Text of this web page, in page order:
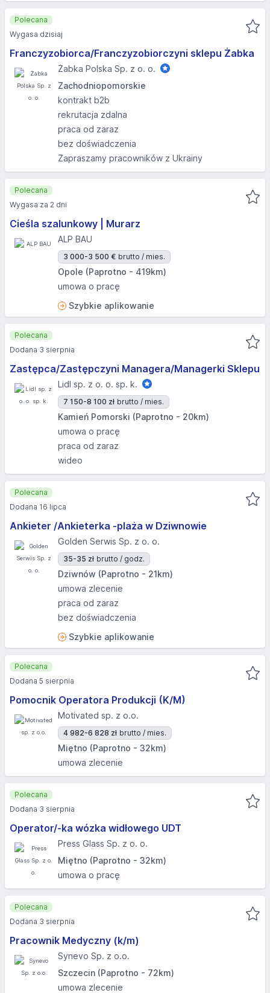
Franczyzobiorca/Franczyzobiorczyni sklepu Żabka
Żabka Polska Sp. z o. o.
Zachodniopomorskie
kontrakt b2b
rekrutacja zdalna
praca od zaraz
bez doświadczenia
Zapraszamy pracowników z Ukrainy
Polecana
Wygasa dzisiaj
Cieśla szalunkowy | Murarz
ALP BAU
3 000-3 500 € brutto / mies.
Opole (Paprotno - 419km)
umowa o pracę
Szybkie aplikowanie
Polecana
Wygasa za 2 dni
Zastępca/Zastępczyni Managera/Managerki Sklepu
Lidl sp. z o. o. sp. k.
7 150-8 100 zł brutto / mies.
Kamień Pomorski (Paprotno - 20km)
umowa o pracę
praca od zaraz
wideo
Polecana
Dodana 3 sierpnia
Ankieter /Ankieterka -plaża w Dziwnowie
Golden Serwis Sp. z o. o.
35-35 zł brutto / godz.
Dziwnów (Paprotno - 21km)
umowa zlecenie
praca od zaraz
bez doświadczenia
Szybkie aplikowanie
Polecana
Dodana 16 lipca
Pomocnik Operatora Produkcji (K/M)
Motivated sp. z o.o.
4 982-6 828 zł brutto / mies.
Miętno (Paprotno - 32km)
umowa zlecenie
Polecana
Dodana 5 sierpnia
Operator/-ka wózka widłowego UDT
Press Glass Sp. z o. o.
Miętno (Paprotno - 32km)
umowa o pracę
Polecana
Dodana 3 sierpnia
Pracownik Medyczny (k/m)
Synevo Sp. z o.o.
Szczecin (Paprotno - 72km)
umowa zlecenie
Polecana
Dodana 3 sierpnia